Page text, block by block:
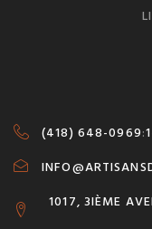
(418) 648-0969:
1017, 3IÈME